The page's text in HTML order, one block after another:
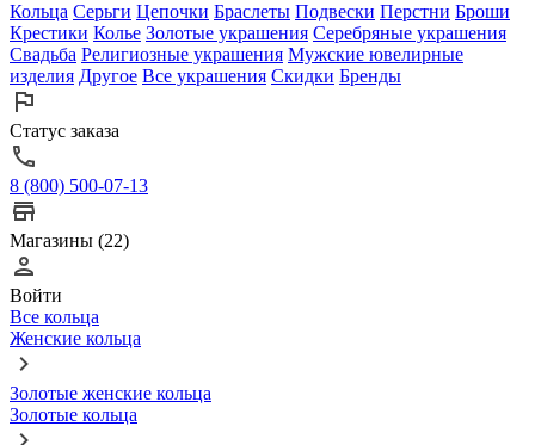
Кольца Серьги Цепочки Браслеты Подвески Перстни Броши
Крестики Колье Золотые украшения Серебряные украшения
Свадьба Религиозные украшения Мужские ювелирные
изделия Другое Все украшения Скидки Бренды
Статус заказа
8 (800) 500-07-13
Магазины (22)
Войти
Все кольца
Женские кольца
Золотые женские кольца
Золотые кольца